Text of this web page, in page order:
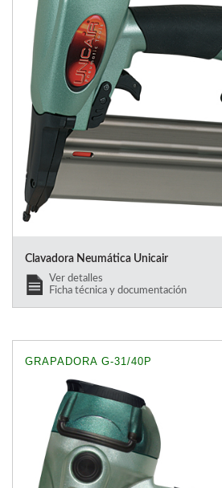
Clavadora Neumática Unicair
Ver detalles
Ficha técnica y documentación
GRAPADORA G-31/40P